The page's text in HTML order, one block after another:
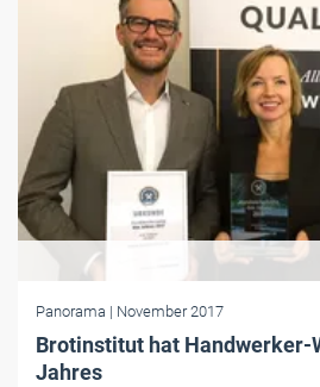
Panorama | November 2017
Brotinstitut hat Handwerker-
Jahres